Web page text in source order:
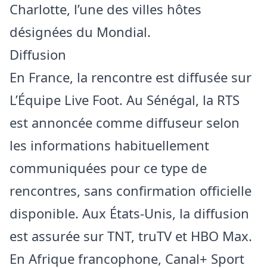
Charlotte, l’une des villes hôtes
désignées du Mondial.
Diffusion
En France, la rencontre est diffusée sur
L’Équipe Live Foot. Au Sénégal, la RTS
est annoncée comme diffuseur selon
les informations habituellement
communiquées pour ce type de
rencontres, sans confirmation officielle
disponible. Aux États-Unis, la diffusion
est assurée sur TNT, truTV et HBO Max.
En Afrique francophone, Canal+ Sport